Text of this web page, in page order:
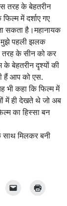
तरह के बेहतरीन
में दर्शाए गए
सकता है।महानायक
मुझे पहली झलक
तरह के सीन को कर
बेहतरीन दृश्यों की
हैं आप को एस.
भी कहा कि फिल्म में
में ही देखते थे जो अब
का हिस्सा बन
साथ मिलकर बनी